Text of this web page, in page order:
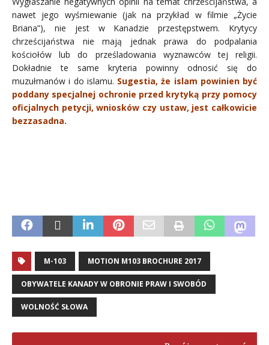
nawet jego wyśmiewanie (jak na przykład w filmie „Życie
Briana”), nie jest w Kanadzie przestępstwem. Krytycy
chrześcijaństwa nie mają jednak prawa do podpalania
kościołów lub do prześladowania wyznawców tej religii.
Dokładnie te same kryteria powinny odnosić się do
muzułmanów i do islamu. Sugestia, że islam powinien być
poddany specjalnej ochronie przed krytyką przy pomocy
oficjalnych petycji, wniosków czy ustaw, jest całkowicie
bezzasadna.
M-103 MOTION M103 BROCHURE 2017
OBYWATELE KANADY W OBRONIE PRAW I SWOBÓD
WOLNOŚĆ SŁOWA